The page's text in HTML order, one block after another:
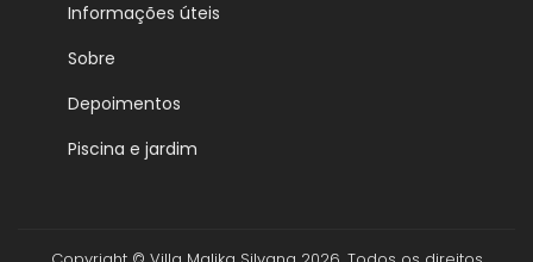
Informações úteis
Sobre
Depoimentos
Piscina e jardim